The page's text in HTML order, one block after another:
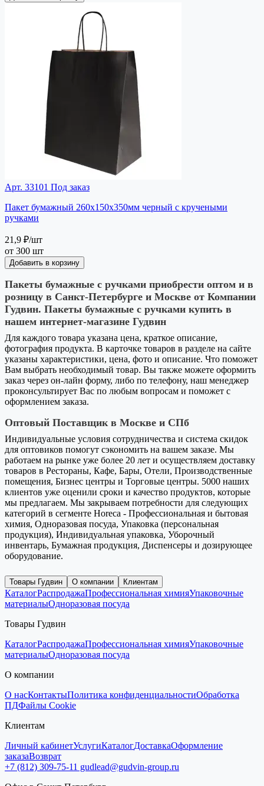
Арт. 33101 Под заказ
Пакет бумажный 260х150х350мм черный с кручеными
ручками
21,9 ₽/шт
от 300 шт
Добавить в корзину
Пакеты бумажные с ручками приобрести оптом и в
розницу в Санкт-Петербурге и Москве от Компании
Гудвин. Пакеты бумажные с ручками купить в
нашем интернет-магазине Гудвин
Для каждого товара указана цена, краткое описание,
фотография продукта. В карточке товаров в разделе на сайте
указаны характеристики, цена, фото и описание. Что поможет
Вам выбрать необходимый товар. Вы также можете оформить
заказ через он-лайн форму, либо по телефону, наш менеджер
проконсультирует Вас по любым вопросам и поможет с
оформлением заказа.
Оптовый Поставщик в Москве и СПб
Индивидуальные условия сотрудничества и система скидок
для оптовиков помогут сэкономить на вашем заказе. Мы
работаем на рынке уже более 20 лет и осуществляем доставку
товаров в Рестораны, Кафе, Бары, Отели, Производственные
помещения, Бизнес центры и Торговые центры. 5000 наших
клиентов уже оценили сроки и качество продуктов, которые
мы предлагаем. Мы закрываем потребности для следующих
категорий в сегменте Horeca - Профессиональная и бытовая
химия, Одноразовая посуда, Упаковка (персональная
продукция), Индивидуальная упаковка, Уборочный
инвентарь, Бумажная продукция, Диспенсеры и дозирующее
оборудование.
Товары Гудвин О компании Клиентам
КаталогРаспродажаПрофессиональная химияУпаковочные
материалыОдноразовая посуда
Товары Гудвин
КаталогРаспродажаПрофессиональная химияУпаковочные
материалыОдноразовая посуда
О компании
О насКонтактыПолитика конфиденциальностиОбработка
ПДФайлы Cookie
Клиентам
Личный кабинетУслугиКаталогДоставкаОформление
заказаВозврат
+7 (812) 309-75-11 gudlead@gudvin-group.ru